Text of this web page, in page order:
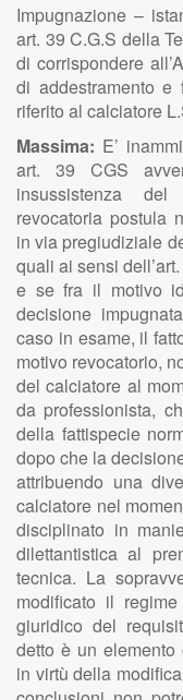
Impugnazione –
art. 39 C.G.S della
di corrispondere
di addestramento e
riferito al calciatore
Massima: E’
art. 39 CGS
insussistenza
revocatoria postula
in via pregiudiziale
quali ai sensi
e se fra il motivo
decisione
caso in esame, il
motivo revocatorio,
del calciatore al
da professionista,
della fattispecie
dopo che la
attribuendo una
calciatore nel
disciplinato in
dilettantistica al
tecnica. La
modificato il
giuridico del
detto è un elemento
in virtù della